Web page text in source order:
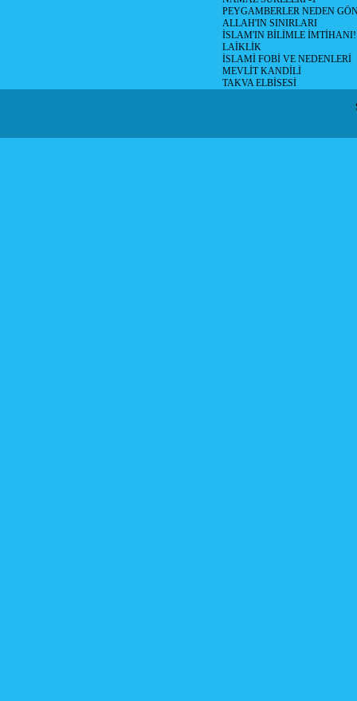
PEYGAMBERLER NEDEN
ALLAH'IN SINIRLARI
İSLAM'IN BİLİMLE İMTİHANI!
LAİKLİK
İSLAMİ FOBİ VE NEDENLERİ
MEVLİT KANDİLİ
TAKVA ELBİSESİ